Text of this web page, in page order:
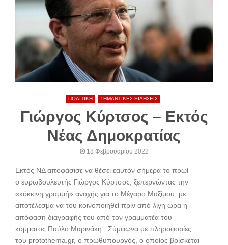
ΠΟΛΙΤΙΚΗ ΣΗΜΑΝΤΙΚΕΣ ΕΙΔΗΣΕΙΣ
Γιώργος Κύρτσος – Εκτός
Νέας Δημοκρατίας
18 Φεβρουαρίου 2022
Εκτός ΝΔ αποφάσισε να θέσει εαυτόν σήμερα το πρωί
ο ευρωβουλευτής Γιώργος Κύρτσος, ξεπερνώντας την
«κόκκινη γραμμή» ανοχής για το Μέγαρο Μαξίμου, με
αποτέλεσμα να του κοινοποιηθεί πριν από λίγη ώρα η
απόφαση διαγραφής του από τον γραμματέα του
κόμματος Παύλο Μαρινάκη. Σύμφωνα με πληροφορίες
του protothema.gr, ο πρωθυπουργός, ο οποίος βρίσκεται